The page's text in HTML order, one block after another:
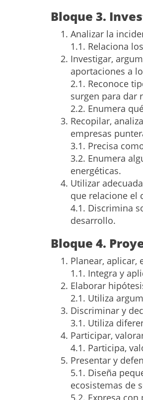
Bloque 3.
Analizar la
1.1. Relaciona
Investigar,
aportaciones a
2.1. Reconoce
surgen para dar
2.2. Enumera
Recopilar,
empresas
3.1. Precisa
3.2. Enumera
energéticas.
Utilizar
que relacione el
4.1. Discrimina
desarrollo.
Bloque 4.
Planear, aplicar,
1.1. Integra y
Elaborar
2.1. Utiliza
Discriminar y
3.1. Utiliza
Participar,
4.1. Participa,
Presentar y
5.1. Diseña
ecosistemas de
5.2. Expresa